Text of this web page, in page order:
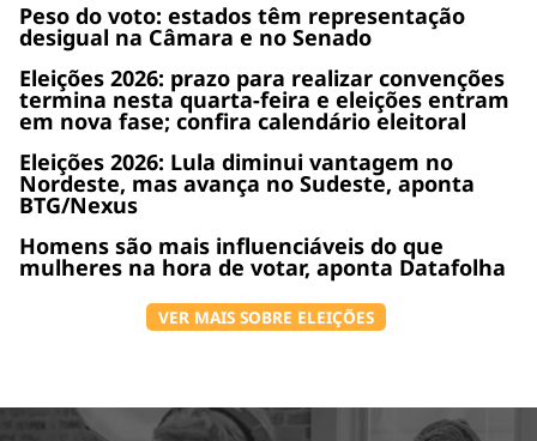
Peso do voto: estados têm representação
desigual na Câmara e no Senado
Eleições 2026: prazo para realizar convenções
termina nesta quarta-feira e eleições entram
em nova fase; confira calendário eleitoral
Eleições 2026: Lula diminui vantagem no
Nordeste, mas avança no Sudeste, aponta
BTG/Nexus
Homens são mais influenciáveis do que
mulheres na hora de votar, aponta Datafolha
VER MAIS SOBRE ELEIÇÕES